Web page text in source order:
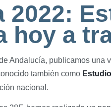
2022:
hoy a
Andalucía, publicamos una
también como
nacional.